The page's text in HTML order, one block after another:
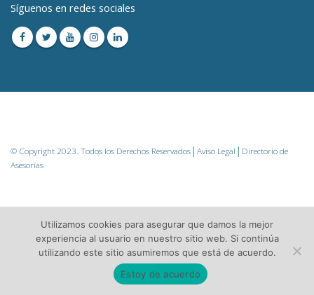
Síguenos en redes sociales
© Copyright 2023. Todos los Derechos Reservados│ Aviso Legal │Directorio de
Asesorías
Utilizamos cookies para asegurar que damos la mejor
experiencia al usuario en nuestro sitio web. Si continúa
utilizando este sitio asumiremos que está de acuerdo.
Estoy de acuerdo